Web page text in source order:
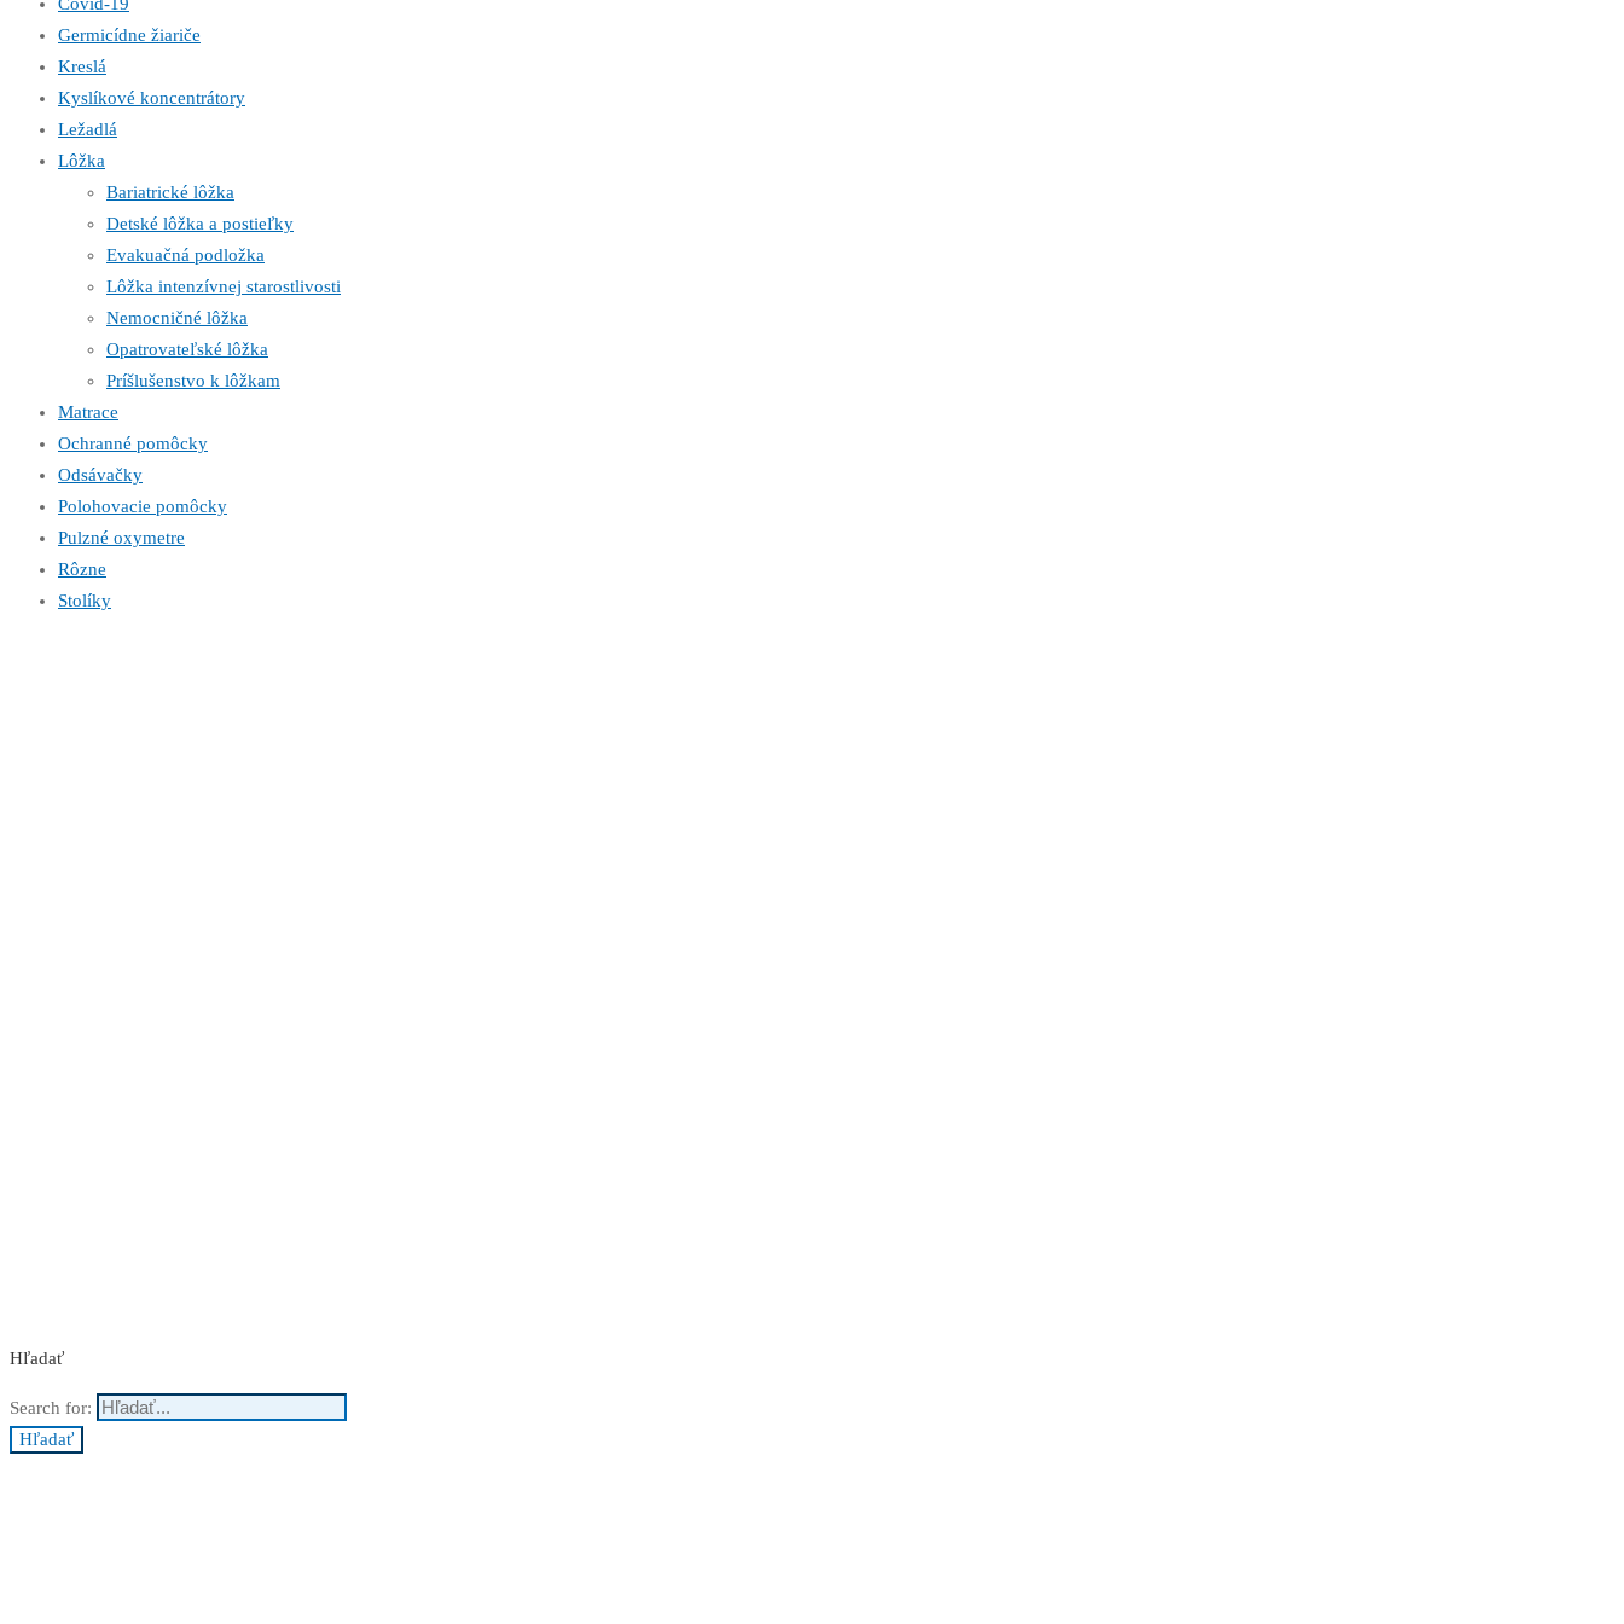
Germicídne žiariče
Kreslá
Kyslíkové koncentrátory
Ležadlá
Lôžka
Bariatrické lôžka
Detské lôžka a postieľky
Evakuačná podložka
Lôžka intenzívnej starostlivosti
Nemocničné lôžka
Opatrovateľské lôžka
Príšlušenstvo k lôžkam
Matrace
Ochranné pomôcky
Odsávačky
Polohovacie pomôcky
Pulzné oxymetre
Rôzne
Stolíky
Hľadať
Search for:
Hľadať